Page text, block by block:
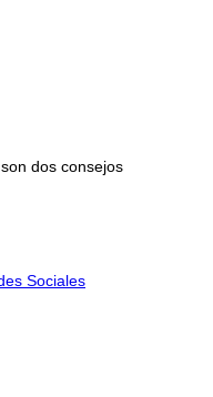
dos consejos
Sociales